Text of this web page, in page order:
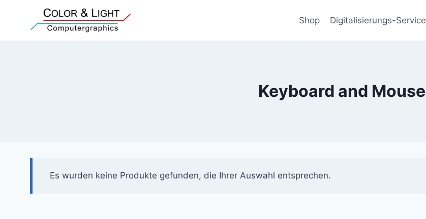
springen
Shop Digitalisierungs-Service
Keyboard and Mouse
Es wurden keine Produkte gefunden, die Ihrer Auswahl entsprechen.